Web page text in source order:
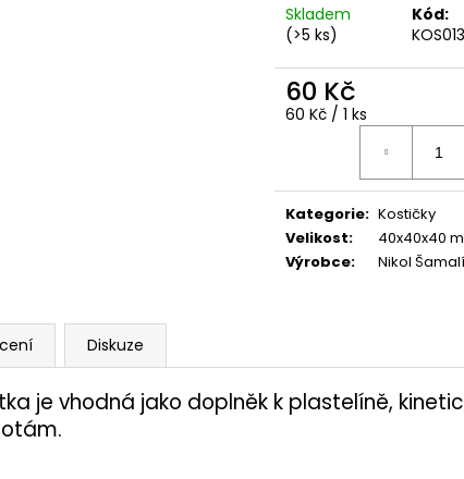
Skladem
(>5 ks)
Kód:
KOS013
60 Kč
Měrná
60 Kč / 1 ks
Kategorie: Kostičky
Velikost:
40x40x40
Výrobce: Nikol
Diskuze
je vhodná jako doplněk k plastelíně,